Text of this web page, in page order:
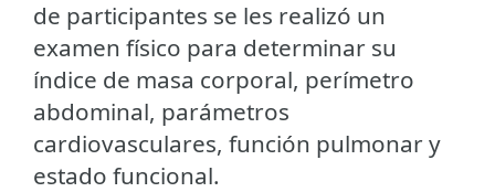
de participantes se les realizó un
examen físico para determinar su
índice de masa corporal, perímetro
abdominal, parámetros
cardiovasculares, función pulmonar y
estado funcional.